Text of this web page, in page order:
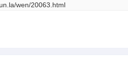
wen/20063.html